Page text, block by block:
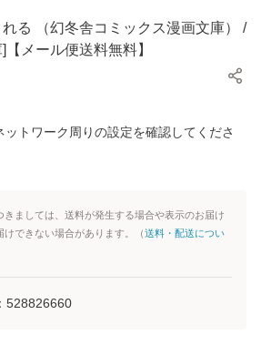
れる （幻冬舎コミックス漫画文庫） /
メール便送料無料】
トワーク周りの設定を確認してくださ
ましては、送料が発生する場合や表示のお届け
けできない場合があります。（送料・配送につい
528826660